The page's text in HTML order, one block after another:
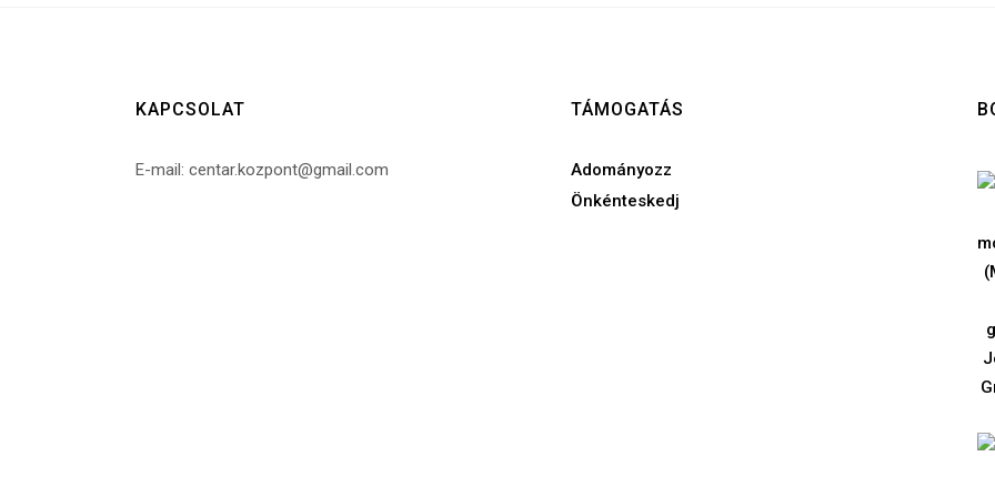
KAPCSOLAT
E-mail: centar.kozpont@gmail.com
TÁMOGATÁS
Adományozz
Önkénteskedj